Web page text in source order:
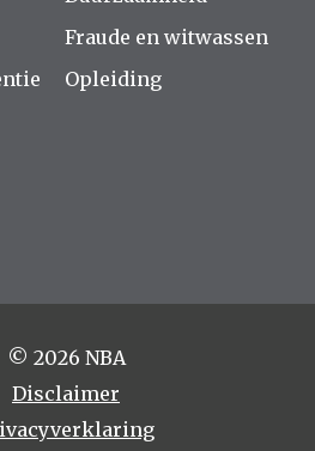
Fraude en witwassen
Opleiding
© 2026 NBA
Disclaimer